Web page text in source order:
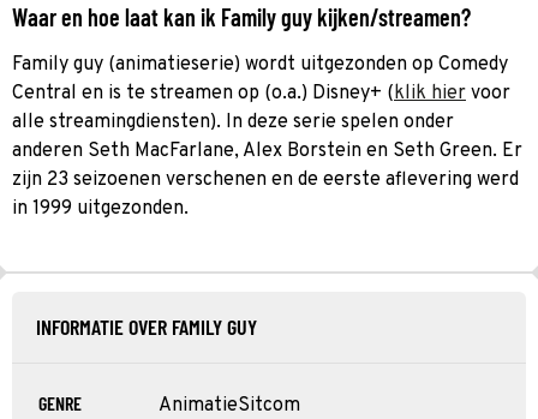
Waar en hoe laat kan ik Family guy kijken/streamen?
Family guy (animatieserie) wordt uitgezonden op Comedy
Central en is te streamen op (o.a.) Disney+ (klik hier voor
alle streamingdiensten). In deze serie spelen onder
anderen Seth MacFarlane, Alex Borstein en Seth Green. Er
zijn 23 seizoenen verschenen en de eerste aflevering werd
in 1999 uitgezonden.
INFORMATIE OVER FAMILY GUY
GENRE AnimatieSitcom